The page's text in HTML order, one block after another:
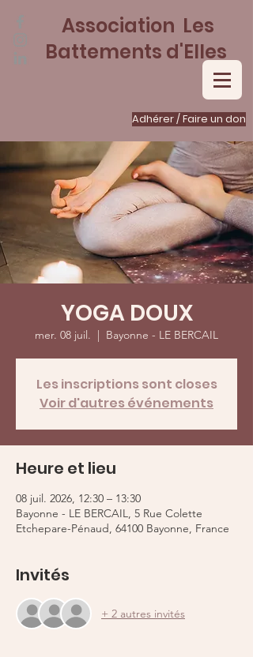
Adhérer / Faire un don
Association Les
Battements d'Elles
YOGA DOUX
mer. 08 juil.
  |
Bayonne - LE BERCAIL
Les inscriptions sont closes
Voir d'autres événements
Heure et lieu
08 juil. 2026, 12:30 – 13:30
Bayonne - LE BERCAIL, 5 Rue Colette
Etchepare-Pénaud, 64100 Bayonne, France
Invités
+ 2 autres invités